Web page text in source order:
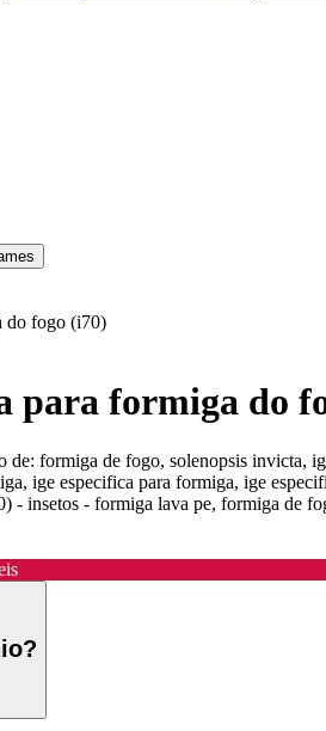
do fogo (i70)
para formiga do
de: formiga de fogo, solenopsis invicta,
ige especifica para formiga, ige
- insetos - formiga lava pe, formiga de